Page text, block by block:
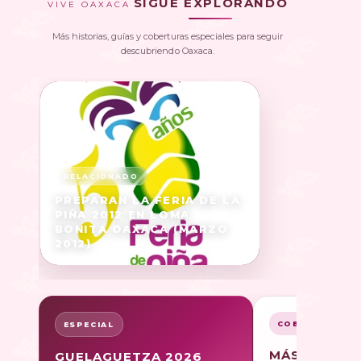
VIVE OAXACA
Más historias, guías y coberturas especiales para seguir
descubriendo Oaxaca.
PREPARAN LA FERIA DE LA
PIÑA 2012 EN LOMA
BONITA OAXACA (MARZO
2012)
ESPECIAL
GUELAGUETZA 2026
COBERTURA
MÁS SOBRE